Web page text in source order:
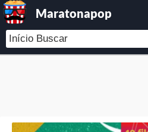
Maratonapop